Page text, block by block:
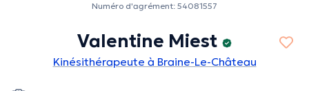
Numéro d'agrément: 54081557
Valentine Miest
Kinésithérapeute à Braine-Le-Château